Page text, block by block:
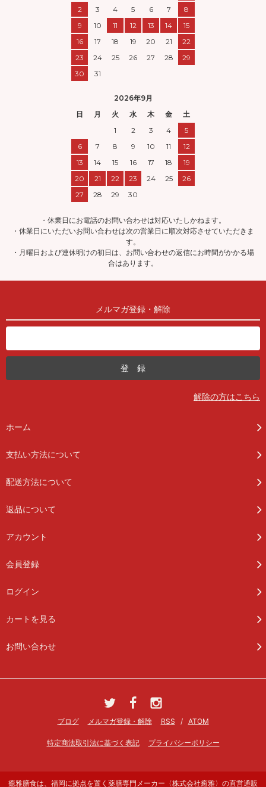
2
3 4 5 6 7
8
9
10 11 12 13 14
15
16
17 18 19 20 21
22
23
24 25 26 27 28
29
30
31
2026年9月
日
月 火 水 木 金
土
1
2 3 4
5
6
7 8 9 10 11
12
13
14 15 16 17 18
19
20
21 22 23 24 25
26
27
28 29 30
・休業日にお電話のお問い合わせは対応いたしかねます。
・休業日にいただいお問い合わせは次の営業日に順次対応させていただきま
す。
・月曜日および連休明けの初日は、お問い合わせの返信にお時間がかかる場
合はあります。
メルマガ登録・解除
解除の方はこちら
ホーム
支払い方法について
配送方法について
返品について
アカウント
会員登録
ログイン
カートを見る
お問い合わせ
ブログ メルマガ登録・解除 RSS / ATOM
特定商法取引法に基づく表記 プライバシーポリシー
癒雅膳食は、福岡に拠点を置く薬膳専門メーカー〈株式会社癒雅〉の直営通販